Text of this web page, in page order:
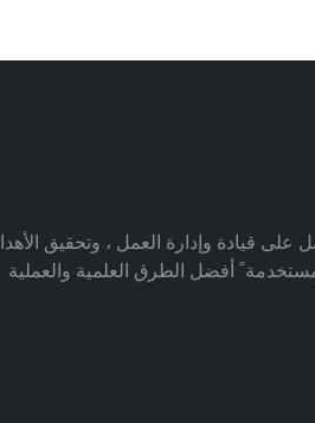
على قيادة وإدارة العمل ، وتحقيق
أفضل الطرق العلمية والعملية